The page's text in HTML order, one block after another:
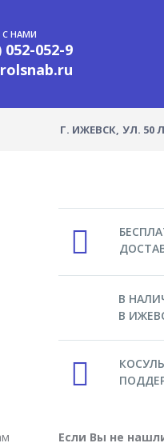
С НАМИ
052-052-9
Г. ИЖЕВСК, УЛ. 50
В
В
Если Вы не